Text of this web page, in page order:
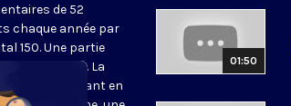
de 52
chaque année par
150. Une partie
sur Internet. La
mettant en
01:50